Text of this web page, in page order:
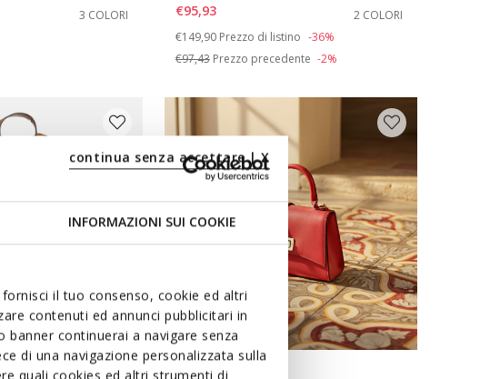
INFORMAZIONI SUI COOKIE
il tuo consenso, cookie ed altri
contenuti ed annunci pubblicitari in
continuerai a navigare senza
di una navigazione personalizzata sulla
quali cookies ed altri strumenti di
continua senza accettare | X
3 COLORI
€95,93
2 COLORI
Price reduced from
€149,90 to
Prezzo di listino -36%
€97,43Prezzo precedente -2%